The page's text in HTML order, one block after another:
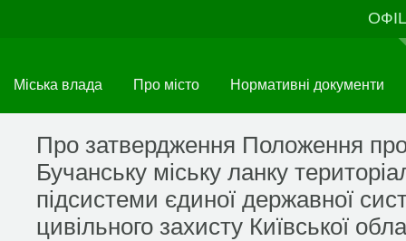
Міська влада Про місто Нормативні документи
Про затвердження Положення
Бучанську міську ланку
підсистеми єдиної державної
цивільного захисту Київської